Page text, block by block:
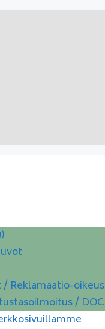
Reklamaatio-oikeus
/ DOC